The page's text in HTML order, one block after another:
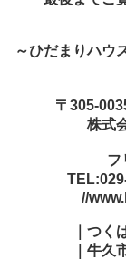
～ひだまりハウ
〒305-
株式
フ
//
｜つく
｜牛久